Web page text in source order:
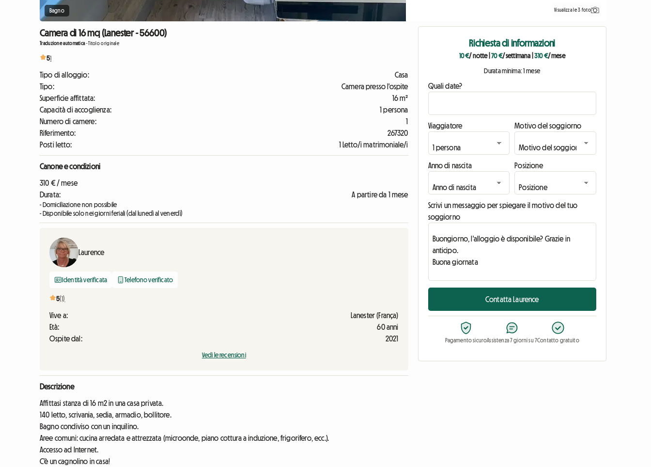
Bagno Visualizza le 3 foto
Camera di 16 mq (Lanester - 56600)
Traduzione automatica-Titolo originale
51
Tipo di alloggio:
Casa
Tipo:
Camera presso l'ospite
Superficie affittata:
16 m²
Capacità di accoglienza:
1 persona
Numero di camere:
1
Riferimento:
267320
Posti letto:
1 Letto/i matrimoniale/i
Canone e condizioni
310 € / mese
Durata:
A partire da 1 mese
- Domiciliazione non possibile
- Disponibile solo nei giorni feriali (dal lunedì al venerdì)
Laurence
Identità verificata Telefono verificato
5(1)
Vive a:
Lanester (França)
Età:
60 anni
Ospite dal:
2021
Vedi le recensioni
Descrizione
Affittasi stanza di 16 m2 in una casa privata.
140 letto, scrivania, sedia, armadio, bollitore.
Bagno condiviso con un inquilino.
Aree comuni: cucina arredata e attrezzata (microonde, piano cottura a induzione, frigorifero, ecc.).
Accesso ad Internet.
C'è un cagnolino in casa!
Richiesta di informazioni
10 €/ notte|70 €/ settimana 310 €/ mese
Durata minima: 1 mese
Quali date?
Viaggiatore Motivo del soggiorno
Anno di nascita Posizione
Scrivi un messaggio per spiegare il motivo del tuo
soggiorno
Contatta Laurence
Pagamento sicuroAssistenza 7 giorni su 7Contatto gratuito